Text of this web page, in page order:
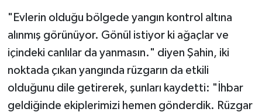
"Evlerin olduğu bölgede yangın kontrol altına
alınmış görünüyor. Gönül istiyor ki ağaçlar ve
içindeki canlılar da yanmasın." diyen Şahin, iki
noktada çıkan yangında rüzgarın da etkili
olduğunu dile getirerek, şunları kaydetti: "İhbar
geldiğinde ekiplerimizi hemen gönderdik. Rüzgar